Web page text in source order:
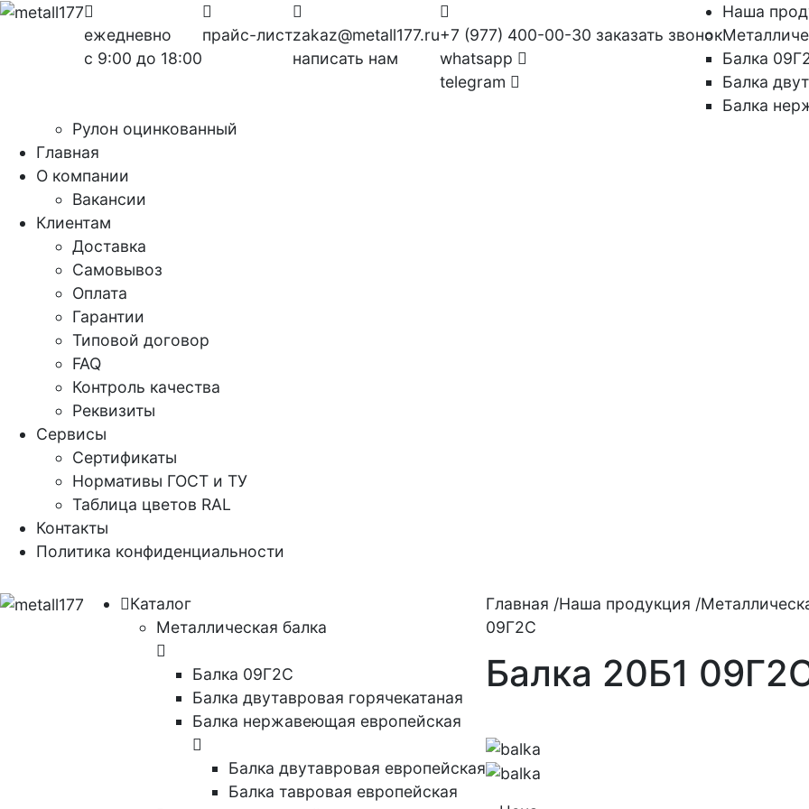
ежедневно
с 9:00 до 18:00
прайс-листzakaz@metall177.ru
написать нам
+7 (977) 400-00-30 заказать звонок
whatsapp
telegram
Наша
Балка
Балка
Балка
Рулон оцинкованный
Главная
О компании
Вакансии
Клиентам
Доставка
Самовывоз
Оплата
Гарантии
Типовой договор
FAQ
Контроль качества
Реквизиты
Сервисы
Сертификаты
Нормативы ГОСТ и ТУ
Таблица цветов RAL
Контакты
Политика конфиденциальности
Каталог
Металлическая балка
Балка 09Г2С
Балка двутавровая горячекатаная
Балка нержавеющая европейская
Балка двутавровая европейская
Балка тавровая европейская
Главная /Наша продукция /
09Г2С
Балка 20Б1